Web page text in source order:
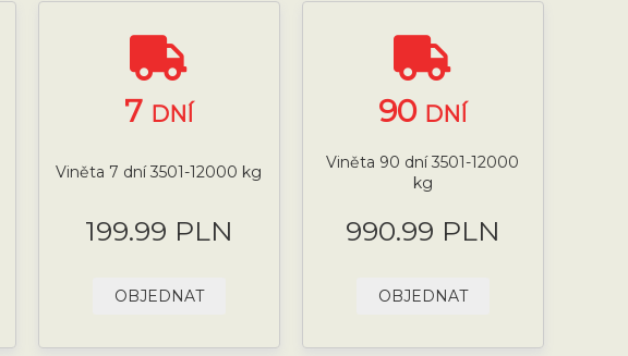
7 DNÍ
Viněta 7 dní 3501-12000 kg
199.99 PLN
OBJEDNAT
90 DNÍ
Viněta 90 dní 3501-12000
kg
990.99 PLN
OBJEDNAT